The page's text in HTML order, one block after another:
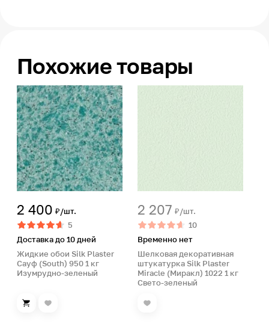
Похожие товары
2 400 ₽/шт.
5
Доставка до 10 дней
Жидкие обои Silk Plaster
Сауф (South) 950 1 кг
Изумрудно-зеленый
2 207 ₽/шт.
10
Временно нет
Шелковая декоративная
штукатурка Silk Plaster
Miracle (Миракл) 1022 1 кг
Свето-зеленый